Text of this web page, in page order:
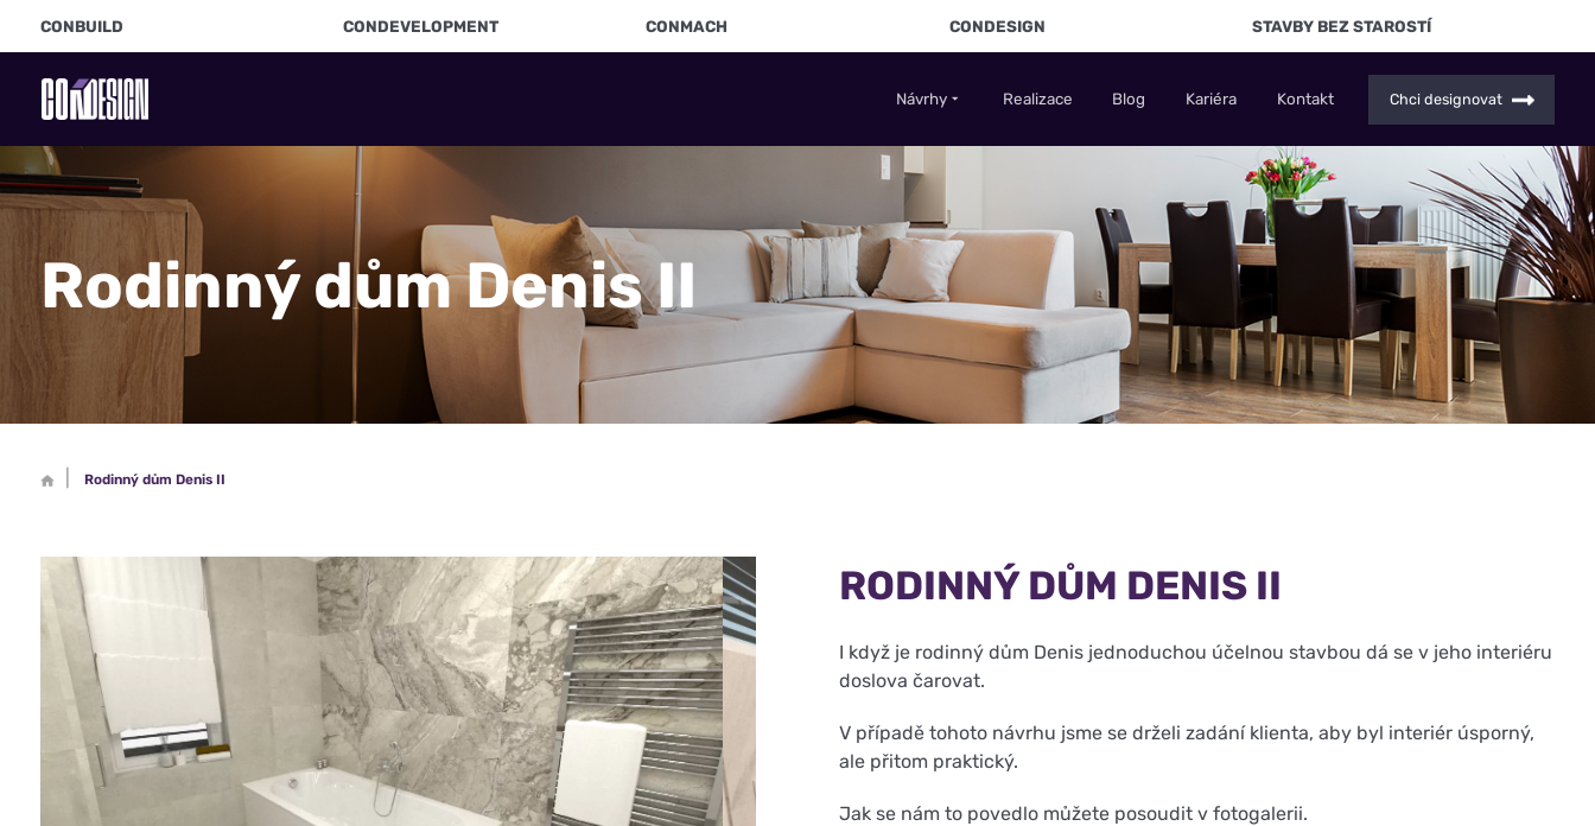
CONBUILD CONDEVELOPMENT CONMACH CONDESIGN STAVBY BEZ STAROSTÍ
Návrhy Realizace Blog Kariéra Kontakt Chci designovat
Rodinný dům Denis II
Rodinný dům Denis II
RODINNÝ DŮM DENIS II
I když je rodinný dům Denis jednoduchou účelnou stavbou dá se v jeho interiéru
doslova čarovat.
V případě tohoto návrhu jsme se drželi zadání klienta, aby byl interiér úsporný,
ale přitom praktický.
Jak se nám to povedlo můžete posoudit v fotogalerii.